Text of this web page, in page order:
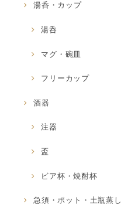
湯呑・カップ
湯呑
マグ・碗皿
フリーカップ
酒器
注器
盃
ビア杯・焼酎杯
急須・ポット・土瓶蒸し